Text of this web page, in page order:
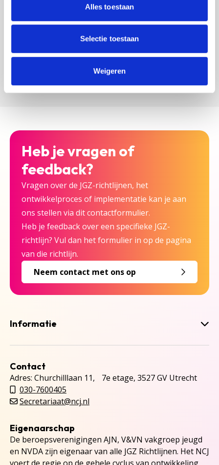
Alles toestaan
Selectie toestaan
Weigeren
worden gedeeld met de
zijn bij deze JGZ-richtlijn.
Versturen
Heb je vragen of
feedback?
Vragen over de JGZ-richtlijnen, het
ontwikkelproces of implementatie kan je aan
ons stellen via dit contactformulier.
Heb je feedback over een specifieke JGZ-
richtlijn? Vul dan het formulier in op de pagina
van die richtlijn.
Neem contact met ons op
Informatie
Contact
Adres: Churchilllaan 11, 7e etage, 3527 GV Utrecht
030-7600405
Secretariaat@ncj.nl
Eigenaarschap
De beroepsverenigingen AJN, V&VN vakgroep jeugd
en NVDA zijn eigenaar van alle JGZ Richtlijnen. Het NCJ